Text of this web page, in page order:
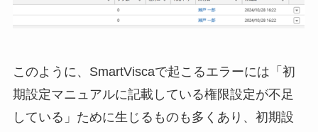
このように、SmartViscaで起こるエラーには「初
期設定マニュアルに記載している権限設定が不足
している」ために生じるものも多くあり、初期設